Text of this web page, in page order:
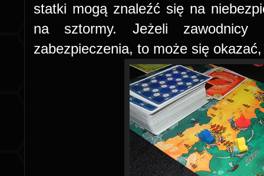
statki mogą znaleźć się na
na sztormy. Jeżeli zawodnicy
zabezpieczenia, to może się